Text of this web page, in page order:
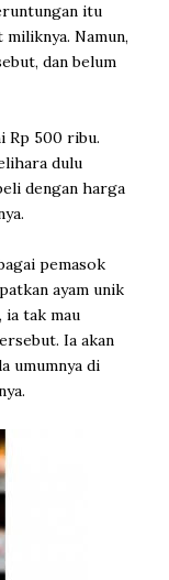
itu
Namun,
dan belum
Rp 500 ribu.
dulu
dengan harga
pemasok
ayam unik
ia tak mau
Ia akan
umumnya di